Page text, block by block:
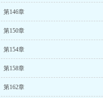
第146章
第150章
第154章
第158章
第162章